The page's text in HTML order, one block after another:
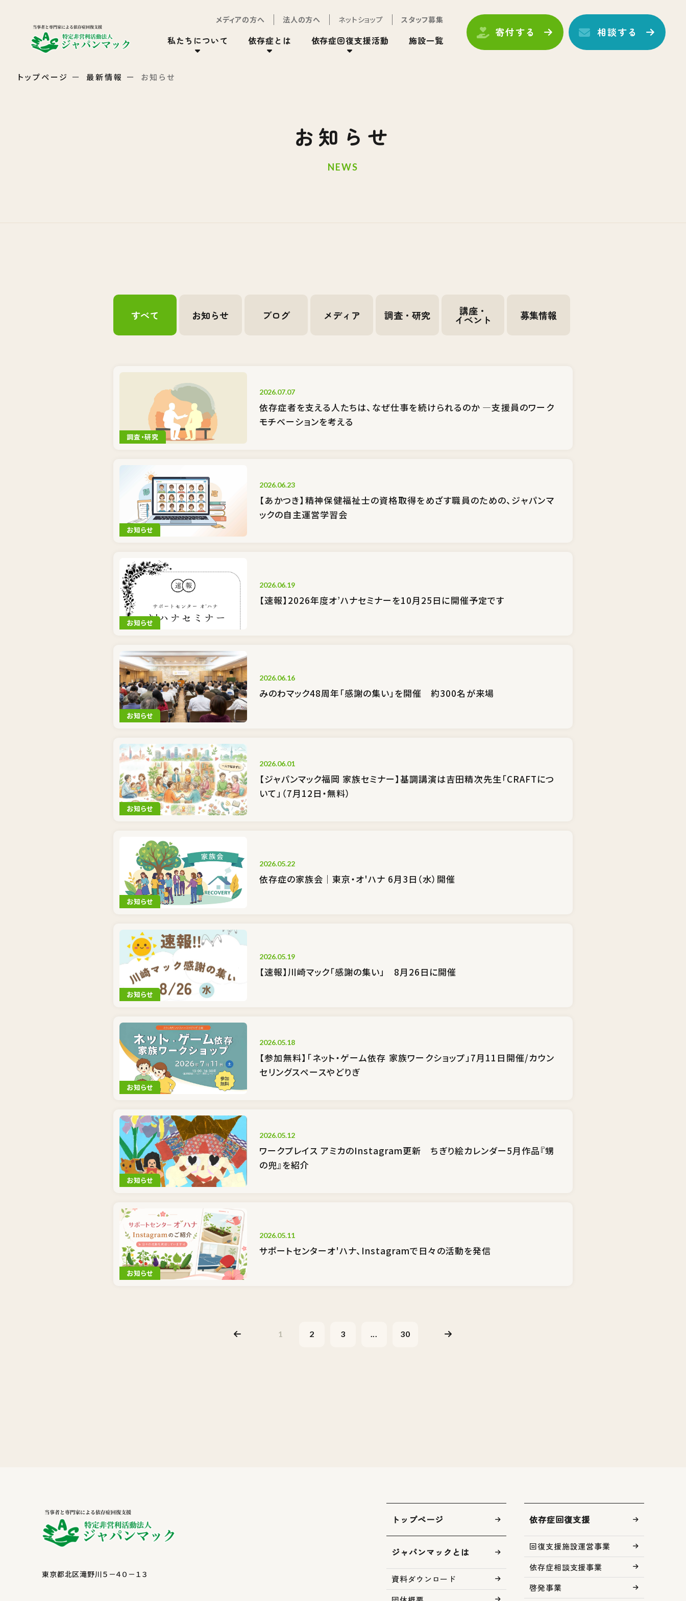
メディアの方へ 法人の方へ ネットショップ スタッフ募集
私たちについて 依存症とは 依存症回復支援活動 施設一覧
寄付する 相談する
トップページ 最新情報 お知らせ
お知らせ
NEWS
すべて お知らせ ブログ メディア 調査・研究 講座・
イベント 募集情報
調査・研究
2026.07.07
依存症者を支える人たちは、なぜ仕事を続けられるのか ―支援員のワーク
モチベーションを考える
お知らせ
2026.06.23
【あかつき】精神保健福祉士の資格取得をめざす職員のための、ジャパンマ
ックの自主運営学習会
お知らせ
2026.06.19
【速報】2026年度オ’ハナセミナーを10月25日に開催予定です
お知らせ
2026.06.16
みのわマック48周年「感謝の集い」を開催 約300名が来場
お知らせ
2026.06.01
【ジャパンマック福岡 家族セミナー】基調講演は吉田精次先生「CRAFTにつ
いて」（7月12日・無料）
お知らせ
2026.05.22
依存症の家族会｜東京・オ'ハナ 6月3日（水）開催
お知らせ
2026.05.19
【速報】川崎マック「感謝の集い」 8月26日に開催
お知らせ
2026.05.18
【参加無料】「ネット・ゲーム依存 家族ワークショップ」7月11日開催/カウン
セリングスペースやどりぎ
お知らせ
2026.05.12
ワークプレイス アミカのInstagram更新 ちぎり絵カレンダー5月作品『甥
の兜』を紹介
お知らせ
2026.05.11
サポートセンターオ'ハナ、Instagramで日々の活動を発信
1 2 3 ... 30
東京都北区滝野川５－４０－１３
トップページ
ジャパンマックとは
資料ダウンロード
依存症回復支援
回復支援施設運営事業
依存症相談支援事業
啓発事業